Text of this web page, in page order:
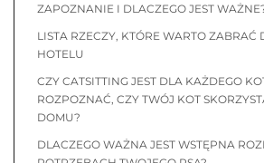
ZAPOZNANIE I DLACZEGO JEST
LISTA RZECZY, KTÓRE WARTO ZABRAĆ
HOTELU
CZY CATSITTING JEST DLA KAŻDEGO
ROZPOZNAĆ, CZY TWÓJ KOT
DOMU?
DLACZEGO WAŻNA JEST WSTĘPNA